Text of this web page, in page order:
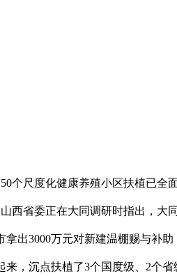
尺度化健康养殖小区扶植已全
省委正在大同调研时指出，大
出3000万元对新建温棚赐与补
，沉点扶植了3个国度级、2个